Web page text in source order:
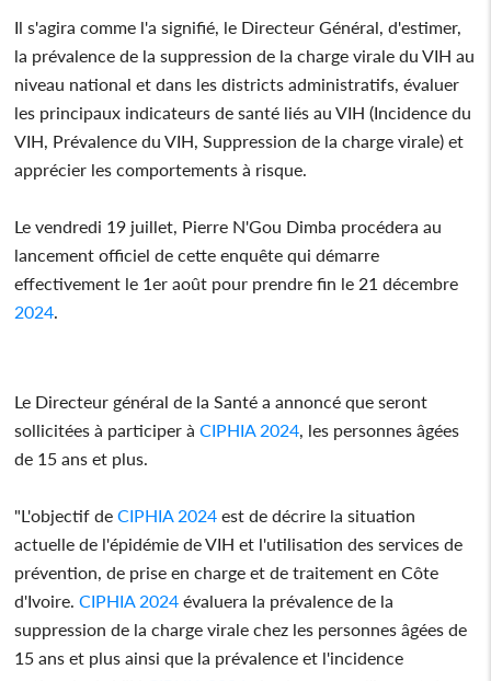
Il s'agira comme l'a signifié, le Directeur Général, d'estimer,
la prévalence de la suppression de la charge virale du VIH au
niveau national et dans les districts administratifs, évaluer
les principaux indicateurs de santé liés au VIH (Incidence du
VIH, Prévalence du VIH, Suppression de la charge virale) et
apprécier les comportements à risque.
Le vendredi 19 juillet, Pierre N'Gou Dimba procédera au
lancement officiel de cette enquête qui démarre
effectivement le 1er août pour prendre fin le 21 décembre
2024.
Le Directeur général de la Santé a annoncé que seront
sollicitées à participer à CIPHIA 2024, les personnes âgées
de 15 ans et plus.
"L'objectif de CIPHIA 2024 est de décrire la situation
actuelle de l'épidémie de VIH et l'utilisation des services de
prévention, de prise en charge et de traitement en Côte
d'Ivoire. CIPHIA 2024 évaluera la prévalence de la
suppression de la charge virale chez les personnes âgées de
15 ans et plus ainsi que la prévalence et l'incidence